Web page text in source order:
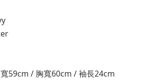
59cm / 胸寬60cm / 袖長24cm